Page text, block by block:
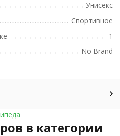
Унисекс
Спортивное
1
No Brand
в категории